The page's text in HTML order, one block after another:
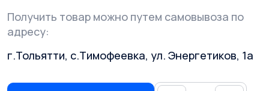
Получить товар можно путем самовывоза по
адресу:
г.Тольятти, с.Тимофеевка, ул. Энергетиков, 1а